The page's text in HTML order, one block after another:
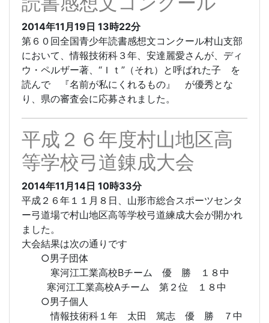
2014年11月19日 13時22分
第６０回全国青少年読書感想文コンクール村山支部
において、情報技術科３年、安達麗愛さんが、ディ
ウ・ペルザー著、“Ｉｔ”（それ）と呼ばれた子 を
読んで 『名前が私にくれるもの』 が優秀とな
り、県の審査会に応募されました。
平成２６年度村山地区高
等学校弓道錬成大会
2014年11月14日 10時33分
平成２６年１１月８日、山形市総合スポーツセンタ
ー弓道場で村山地区高等学校弓道練成大会が開かれ
ました。
大会結果は次の通りです
○男子団体
寒河江工業高校Bチーム 優 勝 １８中
寒河江工業高校Aチーム 第２位 １８中
○男子個人
情報技術科１年 太田 篤志 優 勝 ７中